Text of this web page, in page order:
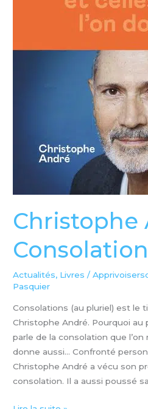
Christophe
Actualités, Livres /
Pasquier
Consolations (au pluriel) est le
Christophe André. Pourquoi au
parle de la consolation que
donne aussi… Confronté
Christophe André a vécu son
consolation. Il a aussi poussé